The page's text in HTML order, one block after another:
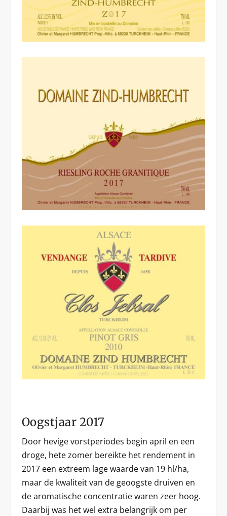
Oogstjaar 2017
Door hevige vorstperiodes begin april en een
droge, hete zomer bereikte het rendement in
2017 een extreem lage waarde van 19 hl/ha,
maar de kwaliteit van de geoogste druiven en
de aromatische concentratie waren zeer hoog.
Daarbij was het wel extra belangrijk om per